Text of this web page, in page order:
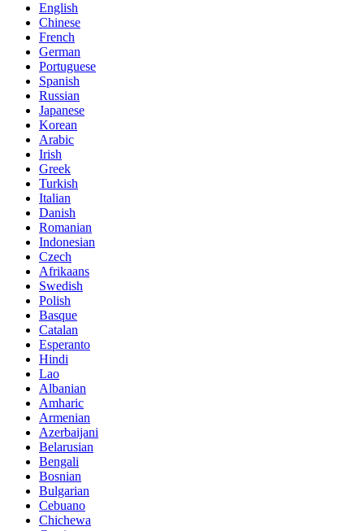
English
Chinese
French
German
Portuguese
Spanish
Russian
Japanese
Korean
Arabic
Irish
Greek
Turkish
Italian
Danish
Romanian
Indonesian
Czech
Afrikaans
Swedish
Polish
Basque
Catalan
Esperanto
Hindi
Lao
Albanian
Amharic
Armenian
Azerbaijani
Belarusian
Bengali
Bosnian
Bulgarian
Cebuano
Chichewa